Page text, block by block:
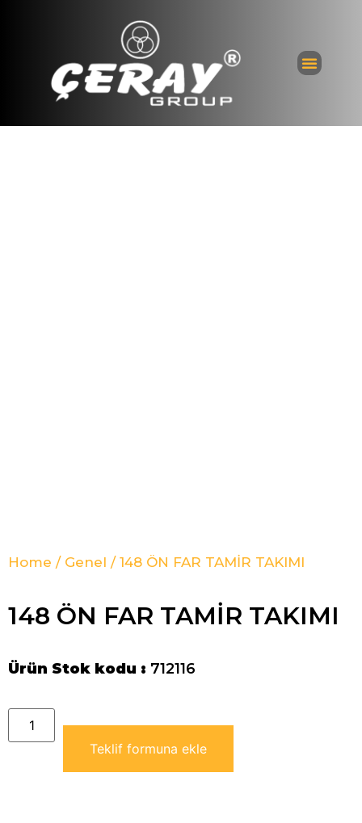
Home / Genel / 148 ÖN FAR TAMİR TAKIMI
148 ÖN FAR TAMİR TAKIMI
Ürün Stok kodu : 712116
Teklif formuna ekle